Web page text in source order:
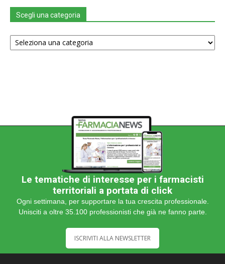
Scegli una categoria
Scegli
una
Le tematiche di interesse per i farmacisti
territoriali a portata di click
Ogni settimana, per supportare la tua crescita professionale.
Unisciti a oltre 35.100 professionisti che già ne fanno parte.
ISCRIVITI ALLA NEWSLETTER